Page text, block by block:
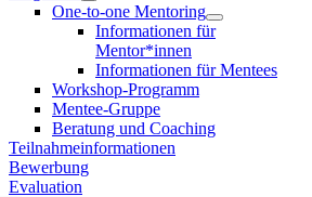
One-to-one Mentoring
Informationen für
Mentor*innen
Informationen für Mentees
Workshop-Programm
Mentee-Gruppe
Beratung und Coaching
Teilnahmeinformationen
Bewerbung
Evaluation